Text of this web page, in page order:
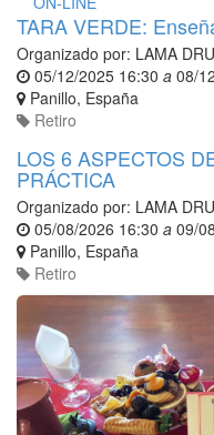
TARA VERDE:
Organizado por: LAMA
05/12/2025 16:30 a 08/
Panillo, España
Retiro
LOS 6 ASPECTOS
PRÁCTICA
Organizado por: LAMA
05/08/2026 16:30 a 09/
Panillo, España
Retiro